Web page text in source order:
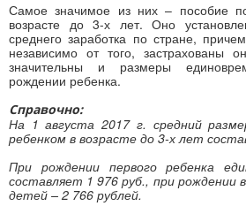
Самое значимое из них – пособие
возрасте до 3-х лет. Оно
среднего заработка по стране,
независимо от того,
значительны и размеры
рождении ребенка.
Справочно:
На 1 августа 2017 г. средний
ребенком в возрасте до 3-х лет
При рождении первого ребенка
составляет 1 976 руб., при рождении
детей – 2 766 рублей.